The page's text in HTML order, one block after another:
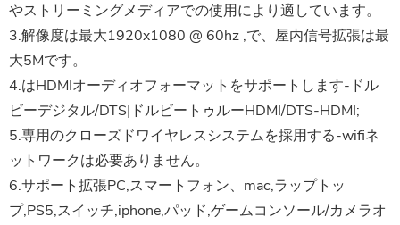
やストリーミングメディアでの使用により適しています。
3.解像度は最大1920x1080 @ 60hz ,で、屋内信号拡張は最
大5Mです。
4.はHDMIオーディオフォーマットをサポートします-ドル
ビーデジタル/DTS|ドルビートゥルーHDMI/DTS-HDMI;
5.専用のクローズドワイヤレスシステムを採用する-wifiネ
ットワークは必要ありません。
6.サポート拡張PC,スマートフォン、mac,ラップトッ
プ,PS5,スイッチ,iphone,パッド,ゲームコンソール/カメラオ